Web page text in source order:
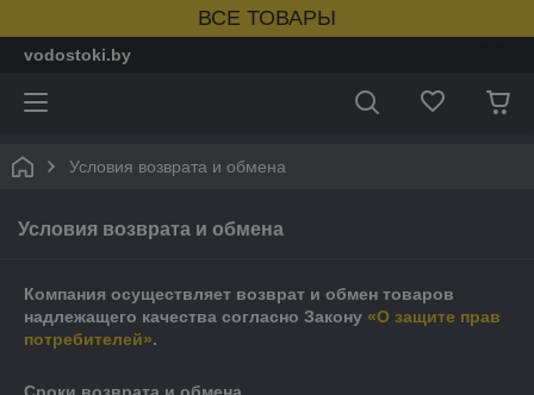
ВСЕ ТОВАРЫ
vodostoki.by
Условия возврата и обмена
Условия возврата и обмена
Компания осуществляет возврат и обмен товаров
надлежащего качества согласно Закону «О защите прав
потребителей».